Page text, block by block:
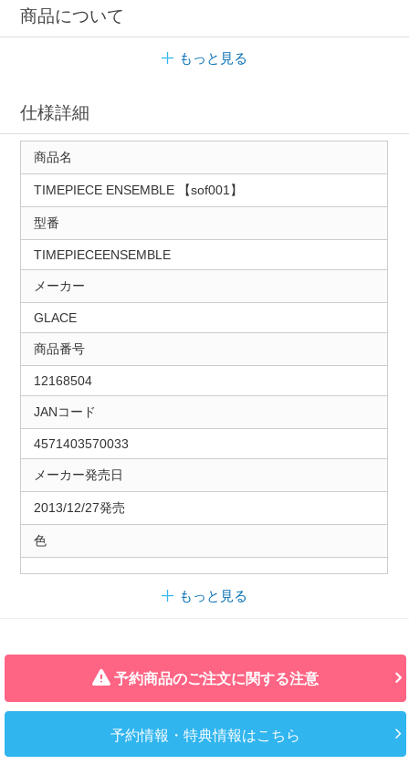
商品について
もっと見る
仕様詳細
商品名
TIMEPIECE ENSEMBLE 【sof001】
型番
TIMEPIECEENSEMBLE
メーカー
GLACE
商品番号
12168504
JANコード
4571403570033
メーカー発売日
2013/12/27発売
色
もっと見る
予約商品のご注文に関する注意
予約情報・特典情報はこちら